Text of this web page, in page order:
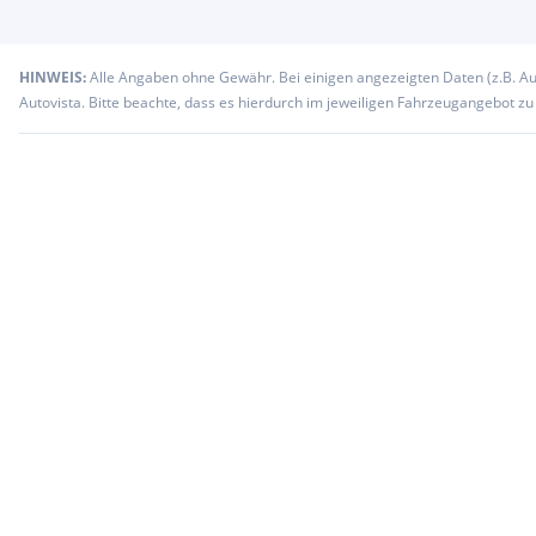
HINWEIS:Alle Angaben ohne Gewähr. Bei einigen angezeigten Daten (z.B.
Autovista. Bitte beachte, dass es hierdurch im jeweiligen Fahrzeugangebot